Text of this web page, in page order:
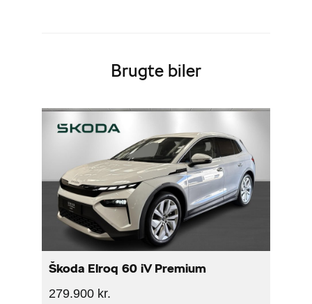
Brugte biler
Škoda Elroq 60 iV Premium
279.900 kr.